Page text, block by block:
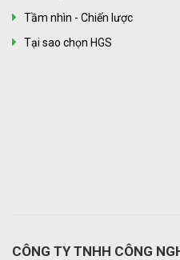
Tầm nhìn - Chiến lược
Tại sao chọn HGS
CÔNG TY TNHH CÔNG